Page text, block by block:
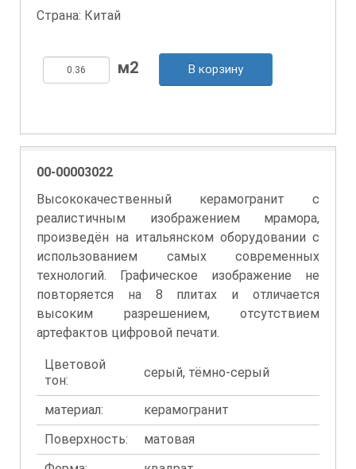
Страна: Китай
В корзину
00-00003022
Высококачественный керамогранит с
реалистичным изображением мрамора,
произведён на итальянском оборудовании с
использованием самых современных
технологий. Графическое изображение не
повторяется на 8 плитах и отличается
высоким разрешением, отсутствием
артефактов цифровой печати.
Цветовой
тон:
серый, тёмно-серый
материал:
керамогранит
Поверхность:
матовая